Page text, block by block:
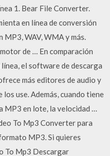
1. Bear File Converter.
en línea de conversión
WAV, WMA y más.
de … En comparación
el software de descarga
más editores de audio y
use. Además, cuando tiene
en lote, la velocidad …
To Mp3 Converter para
MP3. Si quieres
To Mp3 Descargar